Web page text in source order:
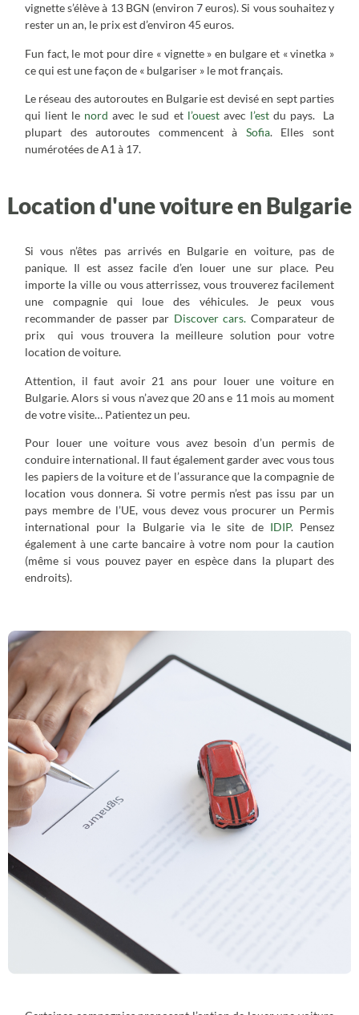
vignette s’élève à 13 BGN (environ 7 euros). Si vous souhaitez y
rester un an, le prix est d’environ 45 euros.
Fun fact, le mot pour dire « vignette » en bulgare et « vinetka »
ce qui est une façon de « bulgariser » le mot français.
Le réseau des autoroutes en Bulgarie est devisé en sept parties
qui lient le nord avec le sud etl’ouestavec l’estdu pays. La
plupart des autoroutes commencent à Sofia. Elles sont
numérotées de A1 à 17.
Location d'une voiture en Bulgarie
Si vous n’êtes pas arrivés en Bulgarie en voiture, pas de
panique. Il est assez facile d’en louer une sur place. Peu
importe la ville ou vous atterrissez, vous trouverez facilement
une compagnie qui loue des véhicules. Je peux vous
recommander de passer par Discover cars. Comparateur de
prix qui vous trouvera la meilleure solution pour votre
location de voiture.
Attention, il faut avoir 21 ans pour louer une voiture en
Bulgarie. Alors si vous n’avez que 20 ans e 11 mois au moment
de votre visite… Patientez un peu.
Pour louer une voiture vous avez besoin d’un permis de
conduire international. Il faut également garder avec vous tous
les papiers de la voiture et de l’assurance que la compagnie de
location vous donnera. Si votre permis n’est pas issu par un
pays membre de l’UE, vous devez vous procurer un Permis
international pour la Bulgarie via le site de IDIP. Pensez
également à une carte bancaire à votre nom pour la caution
(même si vous pouvez payer en espèce dans la plupart des
endroits).